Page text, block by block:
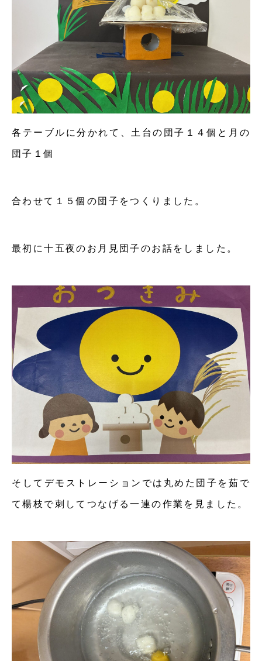
各テーブルに分かれて、土台の団子１４個と月の
団子１個
合わせて１５個の団子をつくりました。
最初に十五夜のお月見団子のお話をしました。
そしてデモストレーションでは丸めた団子を茹で
て楊枝で刺してつなげる一連の作業を見ました。